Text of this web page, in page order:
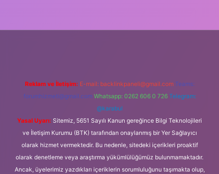
Reklam ve İletişim: E-mail: backlinkpaneli@gmail.com Teams:
forumhizmeti@gmail.com Whatsapp: 0262 606 0 726 Telegram:
@karabul
Yasal Uyarı: Sitemiz, 5651 Sayılı Kanun gereğince Bilgi Teknolojileri
ve İletişim Kurumu (BTK) tarafından onaylanmış bir Yer Sağlayıcı
olarak hizmet vermektedir. Bu nedenle, sitedeki içerikleri proaktif
olarak denetleme veya araştırma yükümlülüğümüz bulunmamaktadır.
Ancak, üyelerimiz yazdıkları içeriklerin sorumluluğunu taşımakta olup,